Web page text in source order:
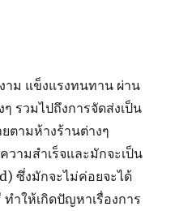
าม แข็งแรงทนทาน ผ่าน
รวมไปถึงการจัดส่งเป็น
ตามห้างร้านต่างๆ
วามสำเร็จและมักจะเป็น
ซึ่งมักจะไม่ค่อยจะได้
ำให้เกิดปัญหาเรื่องการ